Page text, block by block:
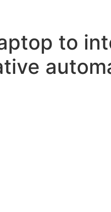
to